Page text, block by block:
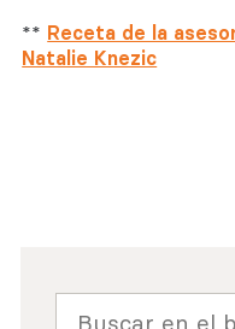
** Receta de la
Natalie Knezic